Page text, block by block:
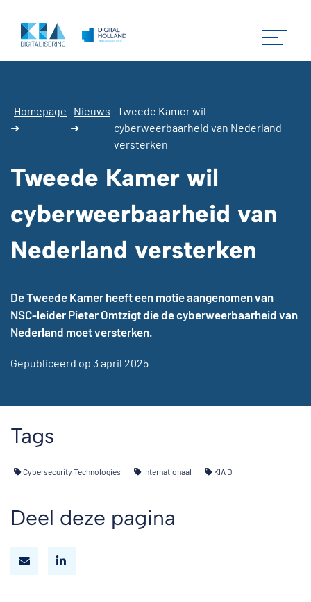
Homepage
➜
Nieuws
➜
Tweede Kamer wil
cyberweerbaarheid van Nederland
versterken
Tweede Kamer wil
cyberweerbaarheid van
Nederland versterken
De Tweede Kamer heeft een motie aangenomen van
NSC-leider Pieter Omtzigt die de cyberweerbaarheid van
Nederland moet versterken.
Gepubliceerd op 3 april 2025
Tags
Cybersecurity Technologies Internationaal KIA D
Deel deze pagina